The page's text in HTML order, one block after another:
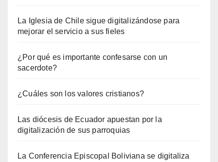
La Iglesia de Chile sigue digitalizándose para
mejorar el servicio a sus fieles
¿Por qué es importante confesarse con un
sacerdote?
¿Cuáles son los valores cristianos?
Las diócesis de Ecuador apuestan por la
digitalización de sus parroquias
La Conferencia Episcopal Boliviana se digitaliza